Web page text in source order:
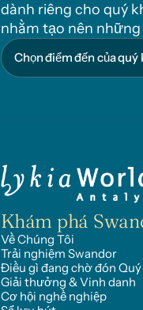
dành riêng cho quý
nhằm tạo nên
Khám phá
Về Chúng Tôi
Trải nghiệm Swandor
Điều gì đang chờ đón
Giải thưởng & Vinh danh
Cơ hội nghề nghiệp